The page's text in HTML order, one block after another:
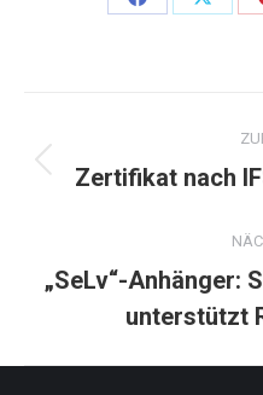
Share
Share
Zertifikat nach
„SeLv“-Anhänger:
unterstützt